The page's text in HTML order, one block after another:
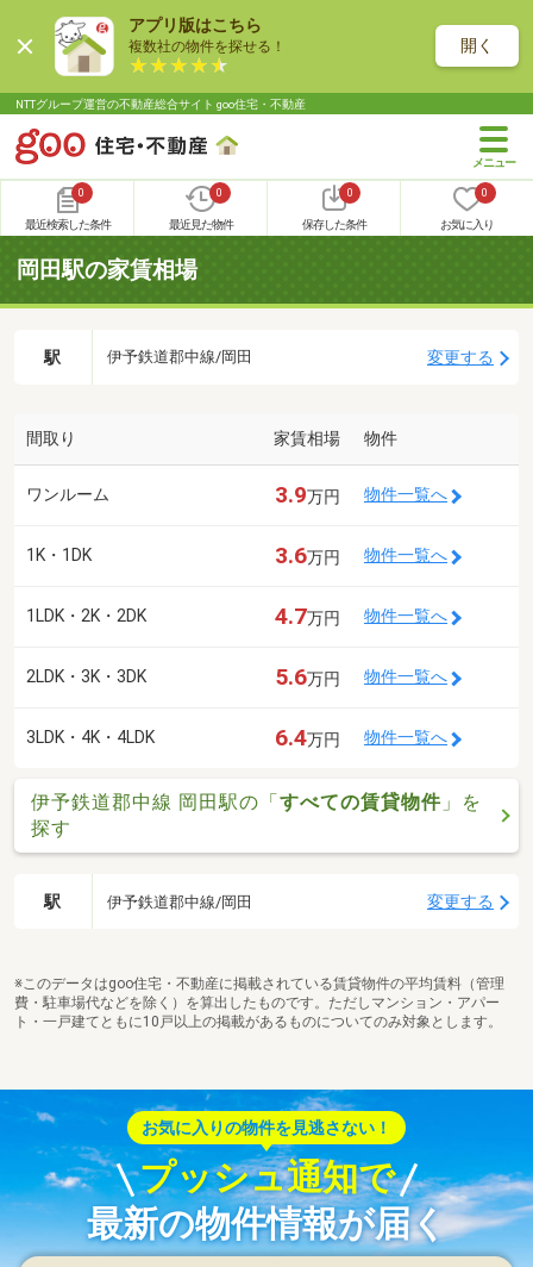
アプリ版はこちら
複数社の物件を探せる！ 開く
NTTグループ運営の不動産総合サイト goo住宅・不動産
0
最近検索した条件
0
最近見た物件
0
保存した条件
0
お気に入り
岡田駅の家賃相場
駅 伊予鉄道郡中線/岡田 変更する
間取り 家賃相場 物件
ワンルーム 3.9万円 物件一覧へ
1K・1DK 3.6万円 物件一覧へ
1LDK・2K・2DK 4.7万円 物件一覧へ
2LDK・3K・3DK 5.6万円 物件一覧へ
3LDK・4K・4LDK 6.4万円 物件一覧へ
伊予鉄道郡中線 岡田駅の「すべての賃貸物件 」を
探す
駅 伊予鉄道郡中線/岡田 変更する
※このデータはgoo住宅・不動産に掲載されている賃貸物件の平均賃料（管理
費・駐車場代などを除く）を算出したものです。ただしマンション・アパー
ト・一戸建てともに10戸以上の掲載があるものについてのみ対象とします。
お気に入りの物件を見逃さない！
プッシュ通知で
最新の物件情報が届く